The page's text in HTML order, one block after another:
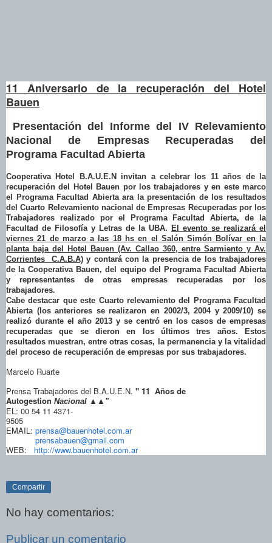
11 Aniversario de la recuperación del Hotel
Bauen
Presentación del Informe del IV Relevamiento
Nacional de Empresas Recuperadas del
Programa Facultad Abierta
Cooperativa Hotel B.A.U.E.N invitan a celebrar los 11 años de la
recuperación del Hotel Bauen por los trabajadores y en este marco
el Programa Facultad Abierta ara la presentación de los resultados
del Cuarto Relevamiento nacional de Empresas Recuperadas por los
Trabajadores realizado por el Programa Facultad Abierta, de la
Facultad de Filosofía y Letras de la UBA. El evento se realizará el
viernes 21 de marzo a las 18 hs en el Salón Simón Bolívar en la
planta baja del Hotel Bauen (Av. Callao 360, entre Sarmiento y Av.
Corrientes C.A.B.A)y contará con la presencia de los trabajadores
de la Cooperativa Bauen, del equipo del Programa Facultad Abierta
y representantes de otras empresas recuperadas por los
trabajadores.
Cabe destacar que este Cuarto relevamiento del Programa Facultad
Abierta (los anteriores se realizaron en 2002/3, 2004 y 2009/10) se
realizó durante el año 2013 y se centró en los casos de empresas
recuperadas que se dieron en los últimos tres años. Estos
resultados muestran, entre otras cosas, la permanencia y la vitalidad
del proceso de recuperación de empresas por sus trabajadores.
Marcelo Ruarte
Prensa Trabajadores del B.A.U.E.N. " 11 Años de
Autogestion Nacional ▲▲"
EL: 00 54 11 4371-
9505
EMAIL: prensa@bauenhotel.com.ar
prensabauen@gmail.com
WEB: http://www.bauenhotel.com.ar
Compartir
No hay comentarios:
Publicar un comentario